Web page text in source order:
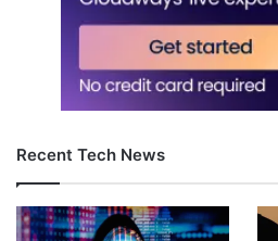
Recent Tech News